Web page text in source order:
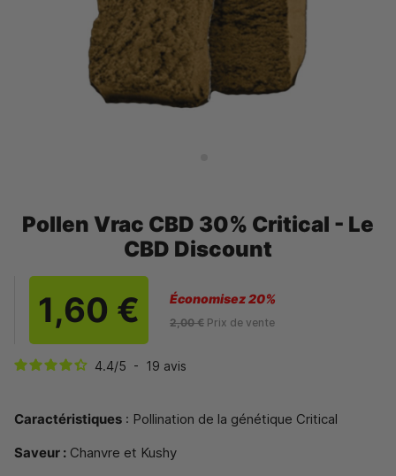
Pollen Vrac CBD 30% Critical - Le
CBD Discount
1,60 € Économisez 20%
2,00 € Prix de vente
4.4/5 - 19 avis
Caractéristiques : Pollination de la génétique Critical
Saveur : Chanvre et Kushy